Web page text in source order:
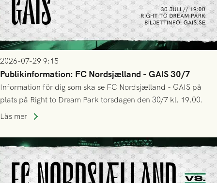
2026-07-29 9:15
Publikinformation: FC Nordsjælland - GAIS 30/7
Information för dig som ska se FC Nordsjælland - GAIS på
plats på Right to Dream Park torsdagen den 30/7 kl. 19.00.
Läs mer